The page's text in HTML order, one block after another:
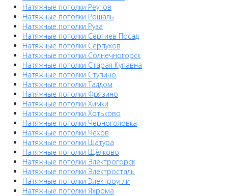
Натяжные потолки Реутов
Натяжные потолки Рошаль
Натяжные потолки Руза
Натяжные потолки Сергиев Посад
Натяжные потолки Серпухов
Натяжные потолки Солнечногорск
Натяжные потолки Старая Купавна
Натяжные потолки Ступино
Натяжные потолки Талдом
Натяжные потолки Фрязино
Натяжные потолки Химки
Натяжные потолки Хотьково
Натяжные потолки Черноголовка
Натяжные потолки Чехов
Натяжные потолки Шатура
Натяжные потолки Щёлково
Натяжные потолки Электрогорск
Натяжные потолки Электросталь
Натяжные потолки Электроугли
Натяжные потолки Яхрома